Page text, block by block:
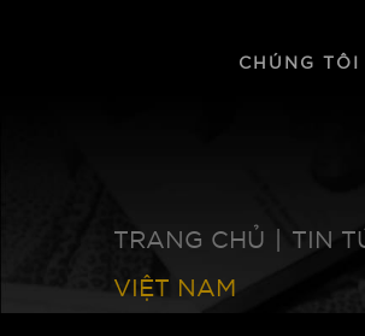
CHÚNG TÔI
TRANG CHỦ | TIN
VIỆT NAM